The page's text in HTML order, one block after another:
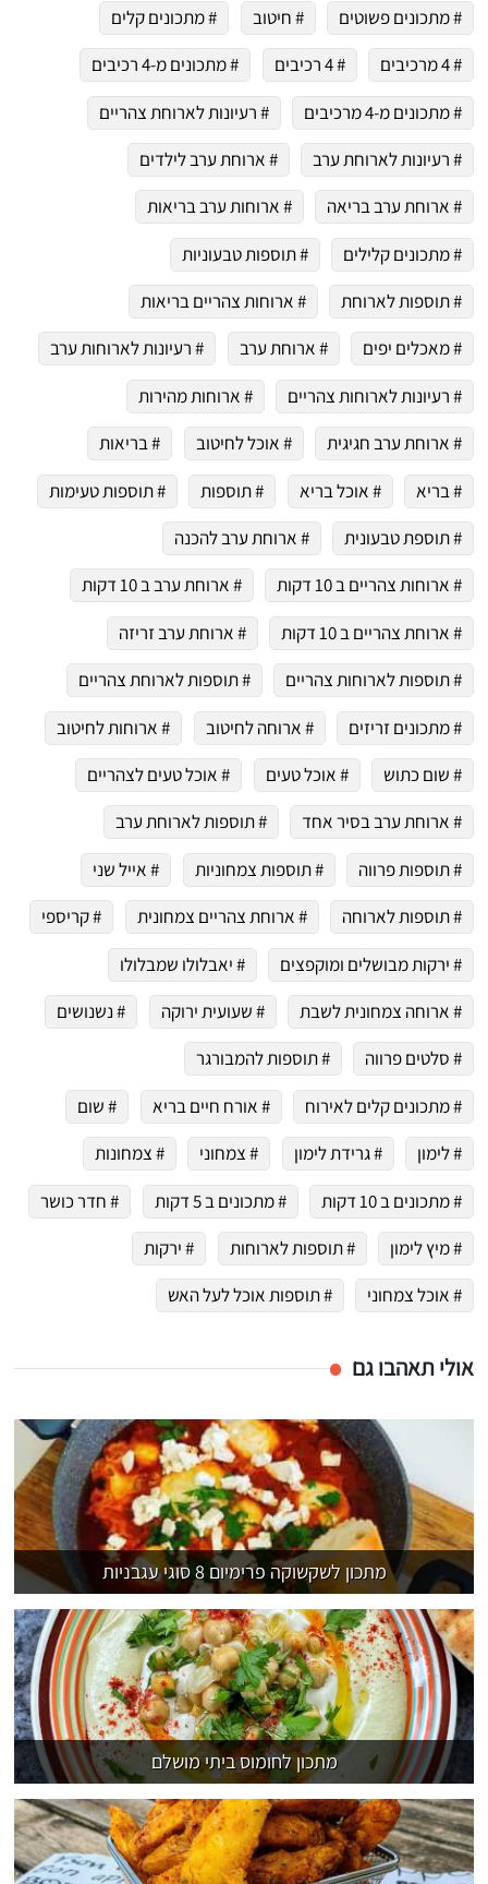
# מתכונים פשוטים # חיטוב
# מתכונים קלים
# 4 מרכיבים
# 4 רכיבים
# מתכונים מ-4 רכיבים
# מתכונים מ-4 מרכיבים
# רעיונות לארוחת צהריים
# רעיונות לארוחת ערב
# ארוחת ערב לילדים
# ארוחת ערב בריאה
# ארוחות ערב בריאות
# מתכונים קלילים
# תוספות טבעוניות
# תוספות לארוחת
# ארוחות צהריים בריאות
# מאכלים יפים
# ארוחת ערב
# רעיונות לארוחות ערב
# רעיונות לארוחות צהריים
# ארוחות מהירות
# ארוחת ערב חגיגית
# אוכל לחיטוב
# בריאות
# בריא
# אוכל בריא # תוספות
# תוספות טעימות
# תוספת טבעונית
# ארוחת ערב להכנה
# ארוחות צהריים ב 10 דקות
# ארוחת ערב ב 10 דקות
# ארוחת צהריים ב 10 דקות
# ארוחת ערב זריזה
# תוספות לארוחות צהריים
# תוספות לארוחת צהריים
# מתכונים זריזים
# ארוחה לחיטוב
# ארוחות לחיטוב
# שום כתוש
# אוכל טעים
# אוכל טעים לצהריים
# ארוחת ערב בסיר אחד
# תוספות לארוחת ערב
# תוספות פרווה
# תוספות צמחוניות
# אייל שני
# תוספות לארוחה
# ארוחת צהריים צמחונית
# קריספי
# ירקות מבושלים ומוקפצים
# יאבלולו שמבלולו
# ארוחה צמחונית לשבת
# שעועית ירוקה
# נשנושים
# סלטים פרווה
# תוספות להמבורגר
# מתכונים קלים לאירוח
# אורח חיים בריא
# שום
# לימון
# גרידת לימון # צמחוני
# צמחונות
# מתכונים ב 10 דקות
# מתכונים ב 5 דקות
# חדר כושר
# מיץ לימון
# תוספות לארוחות
# ירקות
# אוכל צמחוני
# תוספות אוכל לעל האש
אולי תאהבו גם
מתכון לשקשוקה פרימיום 8 סוגי עגבניות
מתכון לחומוס ביתי מושלם